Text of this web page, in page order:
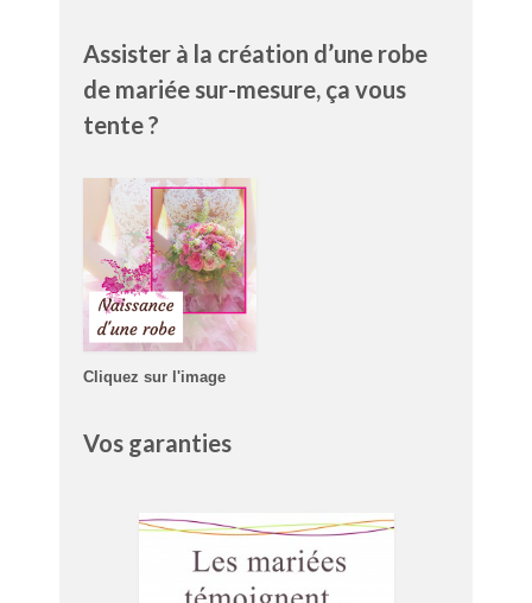
Assister à la création d’une robe
de mariée sur-mesure, ça vous
tente ?
Cliquez sur l'image
Vos garanties